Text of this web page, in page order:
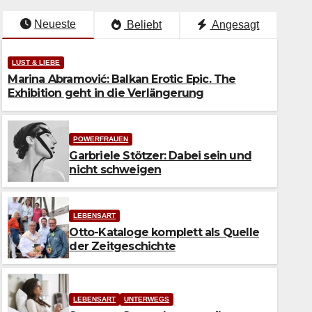
Neueste Beliebt Angesagt
LUST & LIEBE
Marina Abramović: Balkan Erotic Epic. The
Exhibition geht in die Verlängerung
POWERFRAUEN
Garbriele Stötzer: Dabei sein und
nicht schweigen
LEBENSART
Otto-Kataloge komplett als Quelle
der Zeitgeschichte
LEBENSART UNTERWEGS